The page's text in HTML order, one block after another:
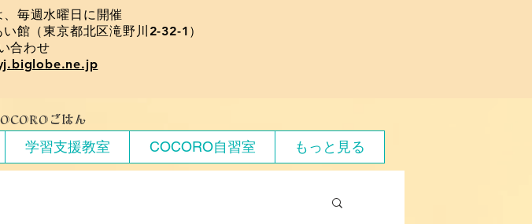
毎週水曜日に開催
館（東京都北区滝野川2-32-1）
合わせ
ごはん
学習支援教室 COCORO自習室 もっと見る